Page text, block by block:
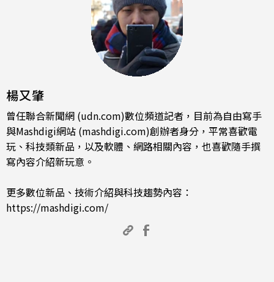
楊又肇
曾任聯合新聞網 (udn.com)數位頻道記者，目前為自由寫手
與Mashdigi網站 (mashdigi.com)創辦者身分，平常喜歡電
玩、科技類新品，以及軟體、網路相關內容，也喜歡隨手撰
寫內容介紹新玩意。
更多數位新品、技術介紹與科技趨勢內容：
https://mashdigi.com/